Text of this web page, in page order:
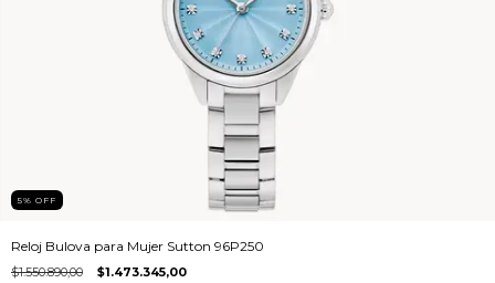
5% OFF
Reloj Bulova para Mujer Sutton 96P250
$1.550.890,00 $1.473.345,00